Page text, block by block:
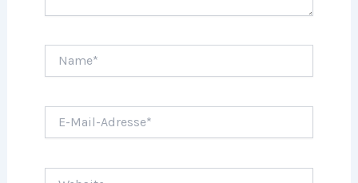
Mail-